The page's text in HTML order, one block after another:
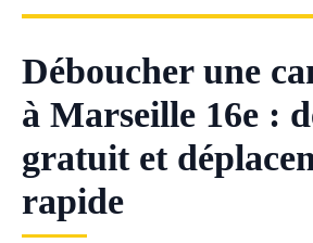
Déboucher une
à Marseille 16e :
gratuit et
rapide